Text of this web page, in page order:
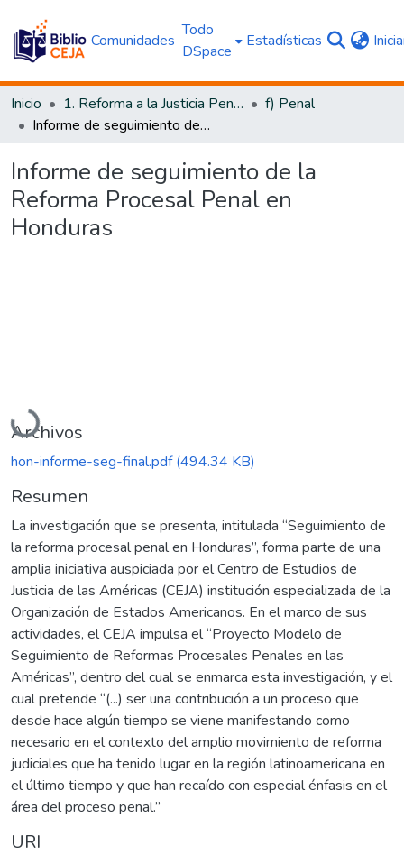
Comunidades
Todo
DSpace
Estadísticas
Inicio 1. Reforma a la Justicia Penal
f) Penal
Informe de seguimiento de la Reforma Procesal Penal en Honduras
Informe de seguimiento de la
Reforma Procesal Penal en
Honduras
Cargando...
Archivos
hon-informe-seg-final.pdf(494.34 KB)
Resumen
La investigación que se presenta, intitulada “Seguimiento de
la reforma procesal penal en Honduras”, forma parte de una
amplia iniciativa auspiciada por el Centro de Estudios de
Justicia de las Américas (CEJA) institución especializada de la
Organización de Estados Americanos. En el marco de sus
actividades, el CEJA impulsa el “Proyecto Modelo de
Seguimiento de Reformas Procesales Penales en las
Américas”, dentro del cual se enmarca esta investigación, y el
cual pretende “(...) ser una contribución a un proceso que
desde hace algún tiempo se viene manifestando como
necesario en el contexto del amplio movimiento de reforma
judiciales que ha tenido lugar en la región latinoamericana en
el último tiempo y que han recaído con especial énfasis en el
área del proceso penal.”
URI